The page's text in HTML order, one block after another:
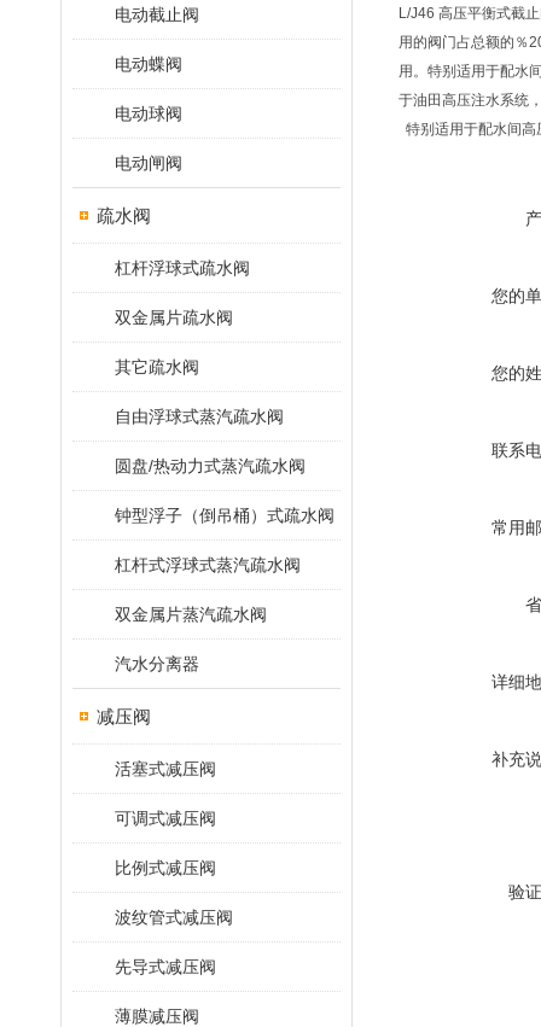
电动截止阀
电动蝶阀
电动球阀
电动闸阀
疏水阀
杠杆浮球式疏水阀
双金属片疏水阀
其它疏水阀
自由浮球式蒸汽疏水阀
圆盘/热动力式蒸汽疏水阀
钟型浮子（倒吊桶）式疏水阀
杠杆式浮球式蒸汽疏水阀
双金属片蒸汽疏水阀
汽水分离器
减压阀
活塞式减压阀
可调式减压阀
比例式减压阀
波纹管式减压阀
先导式减压阀
薄膜减压阀
L/J46 高压平衡式截
用的阀门占总额的％
用。特别适用于配水
于油田高压注水系统
特别适用于配水间高
您的
您的
联系
常用
详细
补充
验